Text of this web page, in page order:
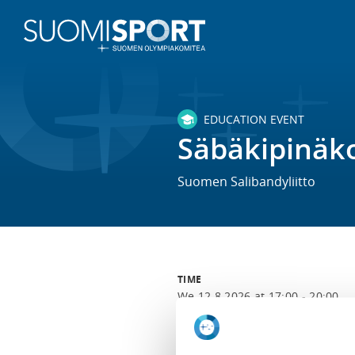
EDUCATION EVENT
Suomen Salibandyliitto
TIME
We 12.8.2026 at 17:00 - 20:00
LOCATION